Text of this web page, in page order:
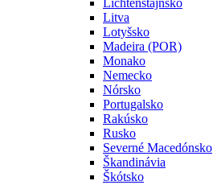
Lichtenštajnsko
Litva
Lotyšsko
Madeira (POR)
Monako
Nemecko
Nórsko
Portugalsko
Rakúsko
Rusko
Severné Macedónsko
Škandinávia
Škótsko